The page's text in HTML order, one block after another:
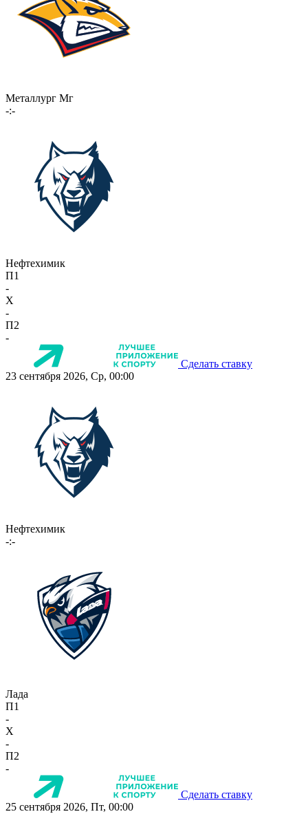
Металлург Мг
-:-
Нефтехимик
П1
-
X
-
П2
-
Сделать ставку
23 сентября 2026, Ср, 00:00
Нефтехимик
-:-
Лада
П1
-
X
-
П2
-
Сделать ставку
25 сентября 2026, Пт, 00:00